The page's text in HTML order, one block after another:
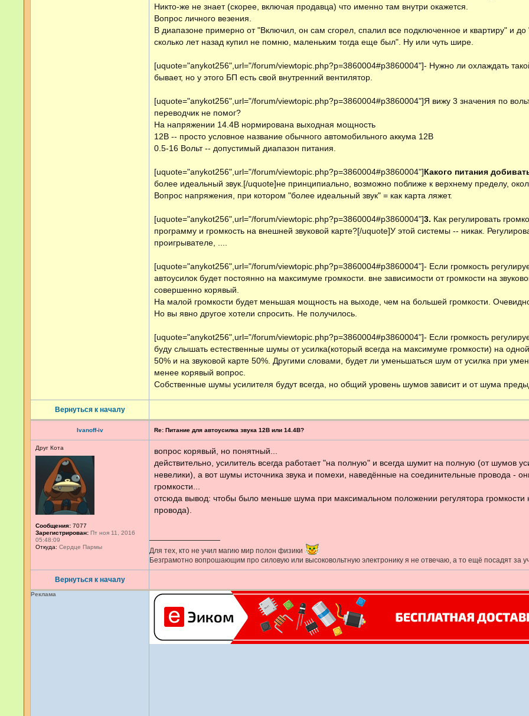
Вернуться к началу
Никто-же не знает (скорее, включая продавца) что именно там внутри окажется.
Вопрос личного везения.
В диапазоне примерно от "Включил, он сам сгорел, спалил все подключенное и квартиру" и
сколько лет назад купил не помню, маленьким тогда еще был". Ну или чуть шире.
[uquote="anykot256",url="/forum/viewtopic.php?p=3860004#p3860004"]- Нужно ли охлаждать
бывает, но у этого БП есть свой внутренний вентилятор.
[uquote="anykot256",url="/forum/viewtopic.php?p=3860004#p3860004"]Я вижу 3 значения по
переводчик не помог?
На напряжении 14.4В нормирована выходная мощность
12В -- просто условное название обычного автомобильного аккума 12В
0.5-16 Вольт -- допустимый диапазон питания.
[uquote="anykot256",url="/forum/viewtopic.php?p=3860004#p3860004"]Какого питания
более идеальный звук.[/uquote]не принципиально, возможно поближе к верхнему пределу,
Вопрос напряжения, при котором "более идеальный звук" = как карта ляжет.
[uquote="anykot256",url="/forum/viewtopic.php?p=3860004#p3860004"]3. Как регулировать
программу и громкость на внешней звуковой карте?[/uquote]У этой системы -- никак.
проигрывателе, ....
[uquote="anykot256",url="/forum/viewtopic.php?p=3860004#p3860004"]- Если громкость
автоусилок будет постоянно на максимуме громкости. вне зависимости от громкости на
совершенно корявый.
На малой громкости будет меньшая мощность на выходе, чем на большей громкости.
Но вы явно другое хотели спросить. Не получилось.
[uquote="anykot256",url="/forum/viewtopic.php?p=3860004#p3860004"]- Если громкость
буду слышать естественные шумы от усилка(который всегда на максимуме громкости) на
50% и на звуковой карте 50%. Другими словами, будет ли уменьшаться шум от усилка при
менее корявый вопрос.
Собственные шумы усилителя будут всегда, но общий уровень шумов зависит и от шума
Ivanoff-iv
Друг Кота
Сообщения: 7077
Зарегистрирован: Пт ноя 11, 2016
05:48:09
Откуда: Сердце Пармы
Вернуться к началу
Re: Питание для автоусилка звука 12В или 14.4В?
вопрос корявый, но понятный...
действительно, усилитель всегда работает "на полную" и всегда шумит на полную (от шумов
невелики), а вот шумы источника звука и помехи, наведённые на соединительные провода -
громкости...
отсюда вывод: чтобы было меньше шума при максимальном положении регулятора громкости
провода).
Для тех, кто не учил магию мир полон физики
Безграмотно вопрошающим про силовую или высоковольтную электронику я не отвечаю, а то ещё посадят за
Реклама